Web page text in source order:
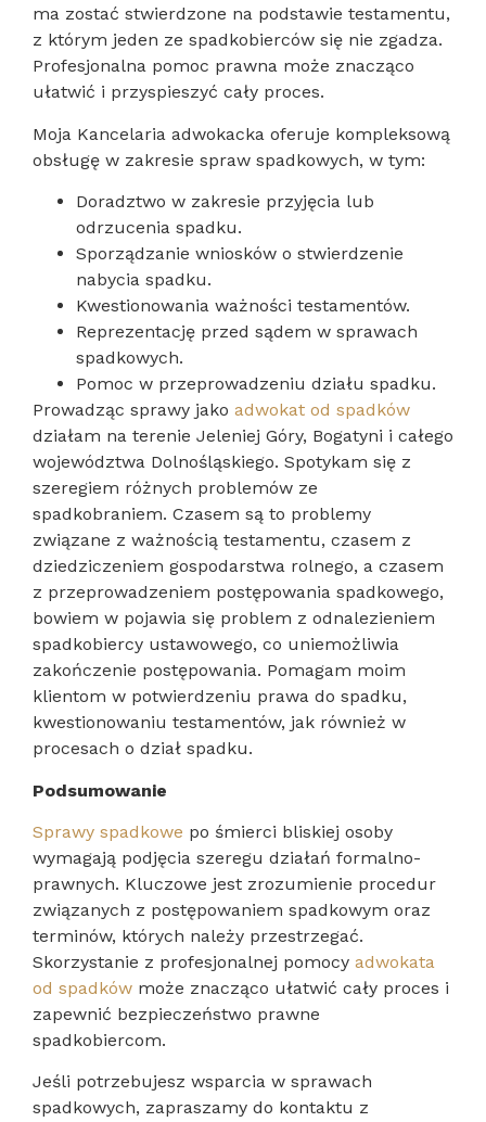
ma zostać stwierdzone na podstawie testamentu,
z którym jeden ze spadkobierców się nie zgadza.
Profesjonalna pomoc prawna może znacząco
ułatwić i przyspieszyć cały proces.
Moja Kancelaria adwokacka oferuje kompleksową
obsługę w zakresie spraw spadkowych, w tym:
Doradztwo w zakresie przyjęcia lub
odrzucenia spadku.
Sporządzanie wniosków o stwierdzenie
nabycia spadku.
Kwestionowania ważności testamentów.
Reprezentację przed sądem w sprawach
spadkowych.
Pomoc w przeprowadzeniu działu spadku.
Prowadząc sprawy jako adwokat od spadków
działam na terenie Jeleniej Góry, Bogatyni i całego
województwa Dolnośląskiego. Spotykam się z
szeregiem różnych problemów ze
spadkobraniem. Czasem są to problemy
związane z ważnością testamentu, czasem z
dziedziczeniem gospodarstwa rolnego, a czasem
z przeprowadzeniem postępowania spadkowego,
bowiem w pojawia się problem z odnalezieniem
spadkobiercy ustawowego, co uniemożliwia
zakończenie postępowania. Pomagam moim
klientom w potwierdzeniu prawa do spadku,
kwestionowaniu testamentów, jak również w
procesach o dział spadku.
Podsumowanie
Sprawy spadkowe po śmierci bliskiej osoby
wymagają podjęcia szeregu działań formalno-
prawnych. Kluczowe jest zrozumienie procedur
związanych z postępowaniem spadkowym oraz
terminów, których należy przestrzegać.
Skorzystanie z profesjonalnej pomocy adwokata
od spadków może znacząco ułatwić cały proces i
zapewnić bezpieczeństwo prawne
spadkobiercom.
Jeśli potrzebujesz wsparcia w sprawach
spadkowych, zapraszamy do kontaktu z